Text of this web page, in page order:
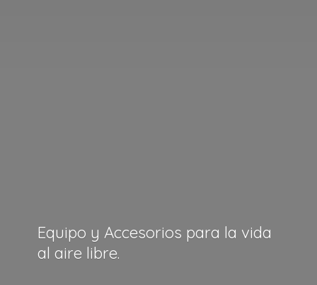
Equipo y Accesorios para la vida
al aire libre.